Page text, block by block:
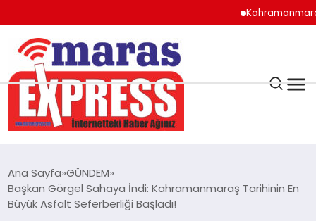
Kahramanmaraş’ta
K.MARAŞ
ANDIRIN
Ana Sayfa GÜNDEM
Başkan Görgel Sahaya İndi: Kahramanmaraş Tarihinin En
Büyük Asfalt Seferberliği Başladı!